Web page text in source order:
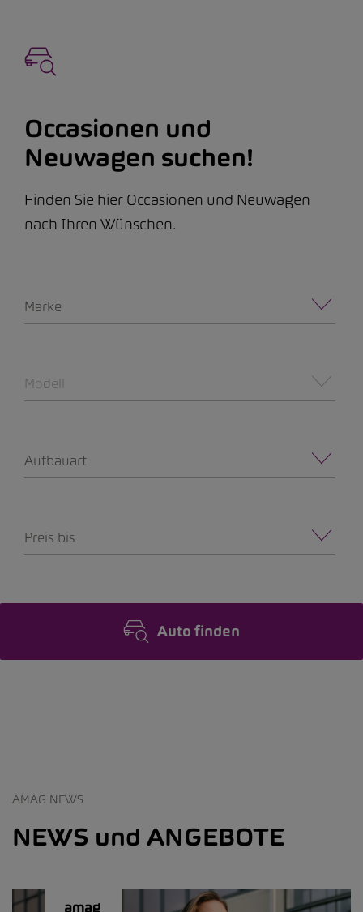
Occasionen und
Neuwagen suchen!
Finden Sie hier Occasionen und Neuwagen
nach Ihren Wünschen.
Marke
Modell
Aufbauart
Preis bis
Auto finden
AMAG NEWS
NEWS und ANGEBOTE